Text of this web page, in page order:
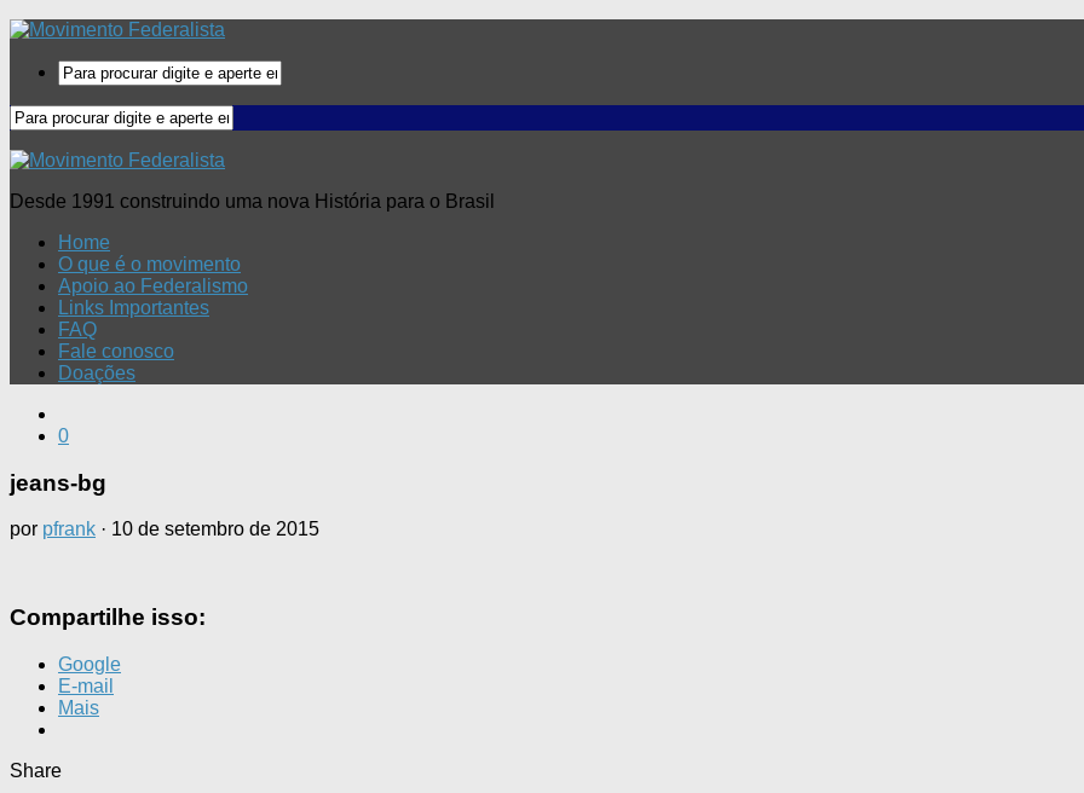
Desde 1991 construindo uma nova História para o Brasil
Home
O que é o movimento
Apoio ao Federalismo
Links Importantes
FAQ
Fale conosco
Doações
0
jeans-bg
por pfrank · 10 de setembro de 2015
Compartilhe isso:
Google
E-mail
Mais
Share